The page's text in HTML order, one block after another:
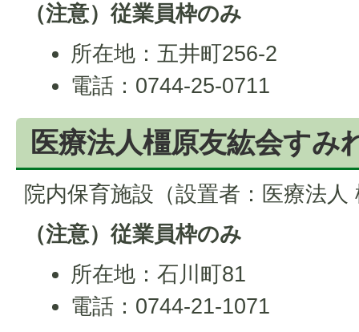
（注意）従業員枠のみ
所在地：五井町256-2
電話：0744-25-0711
医療法人橿原友紘会すみ
院内保育施設（設置者：医療法人
（注意）従業員枠のみ
所在地：石川町81
電話：0744-21-1071